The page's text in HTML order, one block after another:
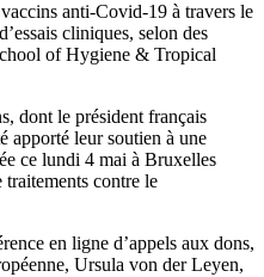
anti-Covid-19 à travers le
cliniques, selon des
of Hygiene & Tropical
dont le président français
apporté leur soutien à une
ce lundi 4 mai à Bruxelles
traitements contre le
en ligne d’appels aux dons,
Ursula von der Leyen,